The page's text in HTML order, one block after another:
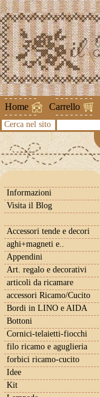
Home Carrello
Cerca nel sito
Informazioni
Visita il Blog
Accessori tende e decori
aghi+magneti e..
Appendini
Art. regalo e decorativi
articoli da ricamare
accessori Ricamo/Cucito
Bordi in LINO e AIDA
Bottoni
Cornici-telaietti-fiocchi
filo ricamo e aguglieria
forbici ricamo-cucito
Idee
Kit